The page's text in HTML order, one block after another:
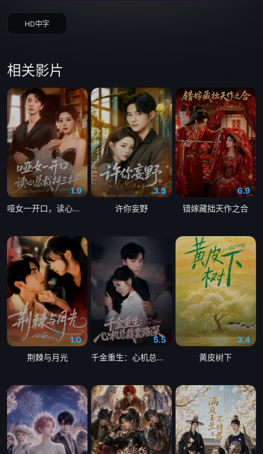
HD中字
相关影片
1.9
哑女一开口，读心总裁抖三抖
3.5
许你妄野
6.9
错嫁藏拙天作之合
1.0
荆棘与月光
5.5
千金重生：心机总裁套路深
3.4
黄皮树下